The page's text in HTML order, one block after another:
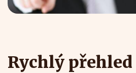
Rychlý přehled